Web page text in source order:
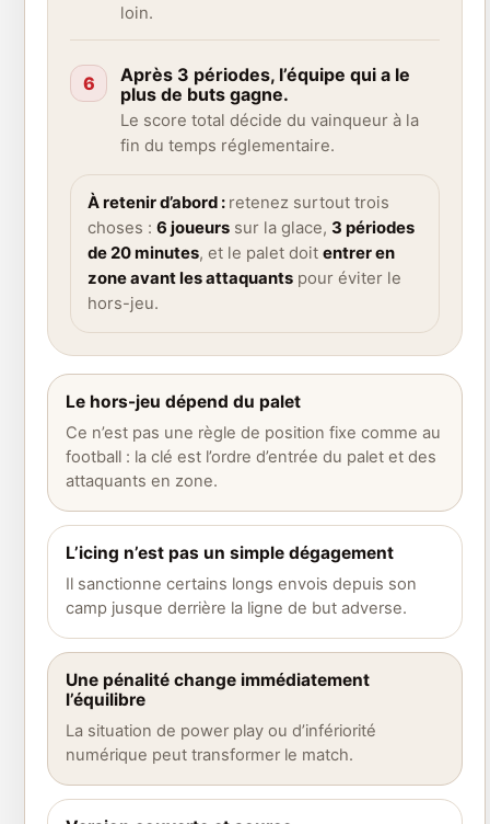
loin.
6
Après 3 périodes, l’équipe qui a le
plus de buts gagne.
Le score total décide du vainqueur à la
fin du temps réglementaire.
À retenir d’abord : retenez surtout trois
choses : 6 joueurs sur la glace, 3 périodes
de 20 minutes, et le palet doit entrer en
zone avant les attaquants pour éviter le
hors-jeu.
Le hors-jeu dépend du palet
Ce n’est pas une règle de position fixe comme au
football : la clé est l’ordre d’entrée du palet et des
attaquants en zone.
L’icing n’est pas un simple dégagement
Il sanctionne certains longs envois depuis son
camp jusque derrière la ligne de but adverse.
Une pénalité change immédiatement
l’équilibre
La situation de power play ou d’infériorité
numérique peut transformer le match.